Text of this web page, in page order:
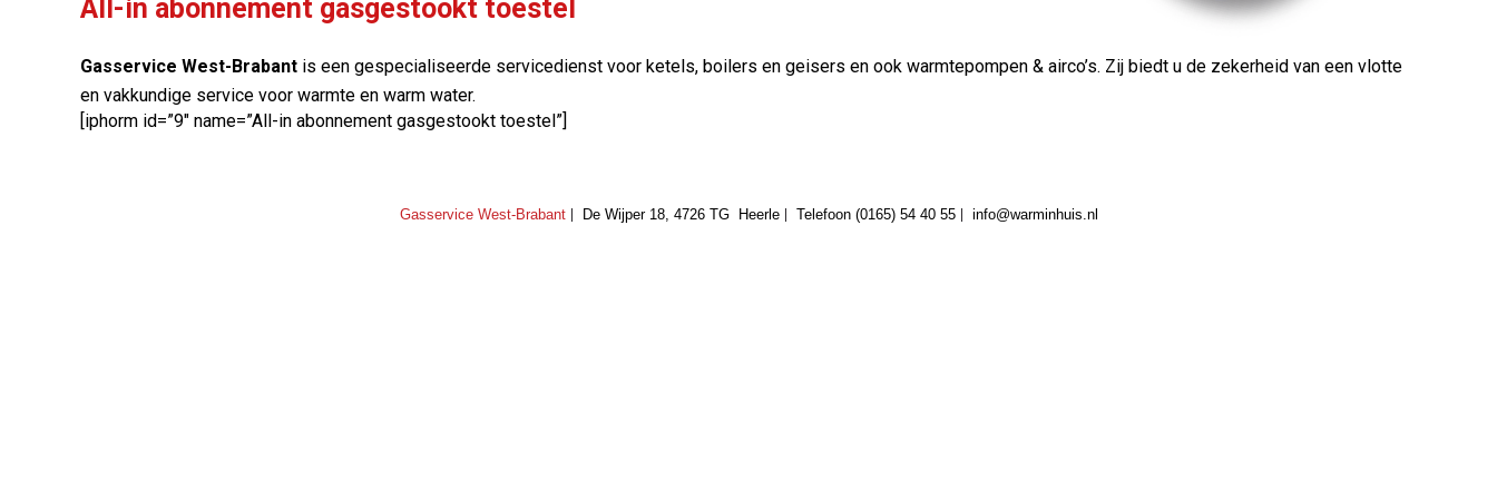
All-in abonnement gasgestookt toestel
Gasservice West-Brabant is een gespecialiseerde servicedienst voor ketels, boilers en geisers en ook warmtepompen & airco’s. Zij biedt u de zekerheid van een vlotte
en vakkundige service voor warmte en warm water.
[iphorm id=”9″ name=”All-in abonnement gasgestookt toestel”]
Gasservice West-Brabant De Wijper 18, 4726 TG Heerle Telefoon (0165) 54 40 55 info@warminhuis.nl